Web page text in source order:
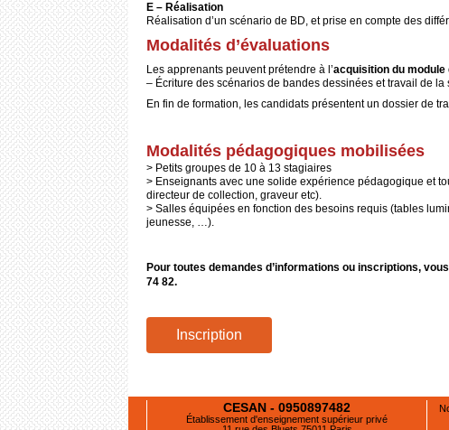
E – Réalisation
Réalisation d’un scénario de BD, et prise en compte des
Modalités d’évaluations
Les apprenants peuvent prétendre à l’acquisition du module
– Écriture des scénarios de bandes dessinées et travail de la
En fin de formation, les candidats présentent un dossier de
Modalités pédagogiques mobilisées
> Petits groupes de 10 à 13 stagiaires
> Enseignants avec une solide expérience pédagogique et
directeur de collection, graveur etc).
> Salles équipées en fonction des besoins requis (tables
jeunesse, …).
Pour toutes demandes d’informations ou inscriptions,
74 82​.
Inscription
CESAN - 0950897482
Établissement d'enseignement supérieur privé